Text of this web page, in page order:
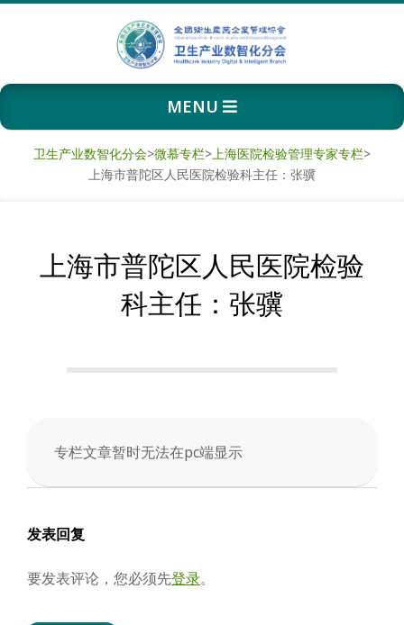
卫
生
产
数
会
Primary
Navigation
MENU
卫生产业数智化分会>微慕专栏>上海医院检验管理专家专栏>
上海市普陀区人民医院检验科主任：张骥
上海市普陀区人民医院检验
科主任：张骥
专栏文章暂时无法在pc端显示
2025-
31
发表回复
要发表评论，您必须先登录。